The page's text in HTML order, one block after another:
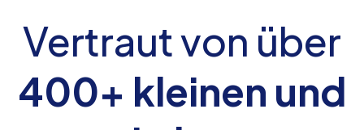
Vertraut von über
400+ kleinen und